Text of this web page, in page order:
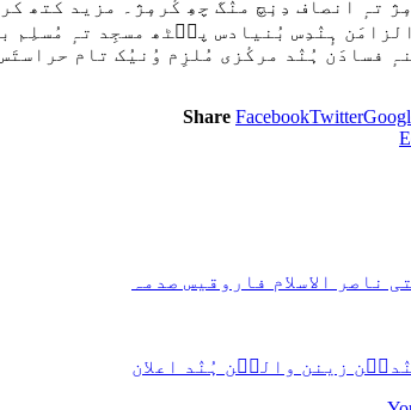
ہٕنٛدِس بُنیادس پٮ۪ٹھ مسجِد تہٕ مُسلِم
فسادَن ہُنٛد مرکٔزی مُلزِم وُنیُک تام
Share FacebookTwitter
ناصر الاسلام فاروقیس صدمہ